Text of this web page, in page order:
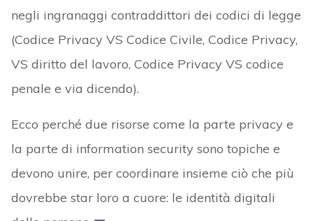
negli ingranaggi contraddittori dei codici di legge
(Codice Privacy VS Codice Civile, Codice Privacy,
VS diritto del lavoro, Codice Privacy VS codice
penale e via dicendo).
Ecco perché due risorse come la parte privacy e
la parte di information security sono topiche e
devono unire, per coordinare insieme ciò che più
dovrebbe star loro a cuore: le identità digitali